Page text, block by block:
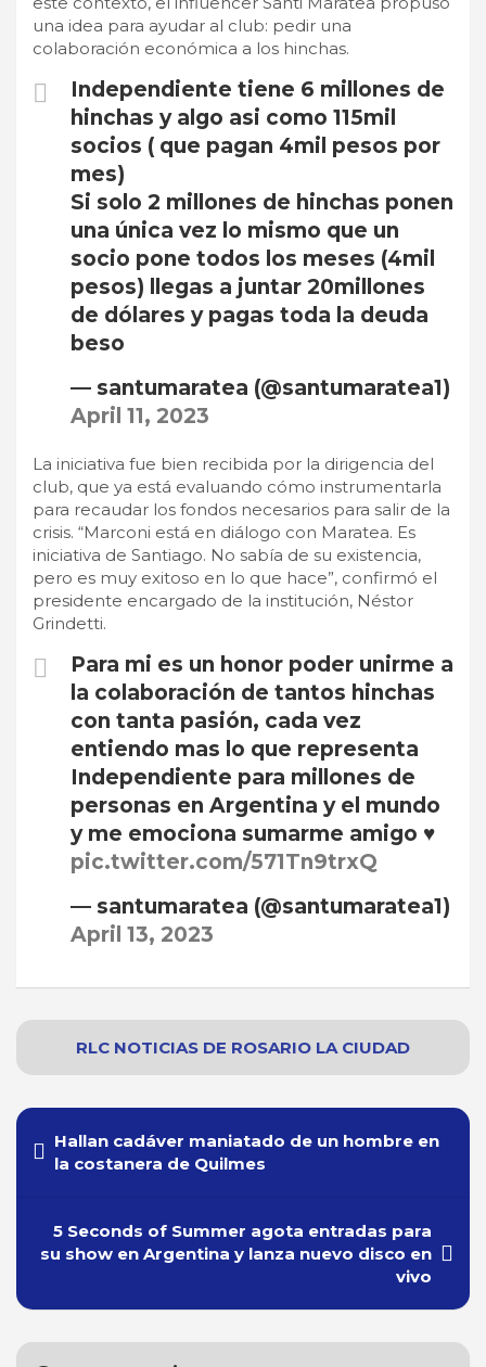
una idea para ayudar al club: pedir una
colaboración económica a los hinchas.
Independiente tiene 6 millones de
hinchas y algo asi como 115mil
socios ( que pagan 4mil pesos por
mes)
Si solo 2 millones de hinchas ponen
una única vez lo mismo que un
socio pone todos los meses (4mil
pesos) llegas a juntar 20millones
de dólares y pagas toda la deuda
beso
— santumaratea (@santumaratea1)
April 11, 2023
La iniciativa fue bien recibida por la dirigencia del
club, que ya está evaluando cómo instrumentarla
para recaudar los fondos necesarios para salir de la
crisis. “Marconi está en diálogo con Maratea. Es
iniciativa de Santiago. No sabía de su existencia,
pero es muy exitoso en lo que hace”, confirmó el
presidente encargado de la institución, Néstor
Grindetti.
Para mi es un honor poder unirme a
la colaboración de tantos hinchas
con tanta pasión, cada vez
entiendo mas lo que representa
Independiente para millones de
personas en Argentina y el mundo
y me emociona sumarme amigo ♥️
pic.twitter.com/571Tn9trxQ
— santumaratea (@santumaratea1)
April 13, 2023
RLC NOTICIAS DE ROSARIO LA CIUDAD
Navegación
de
Hallan cadáver maniatado de un hombre en
la costanera de Quilmes
5 Seconds of Summer agota entradas para
su show en Argentina y lanza nuevo disco en
vivo